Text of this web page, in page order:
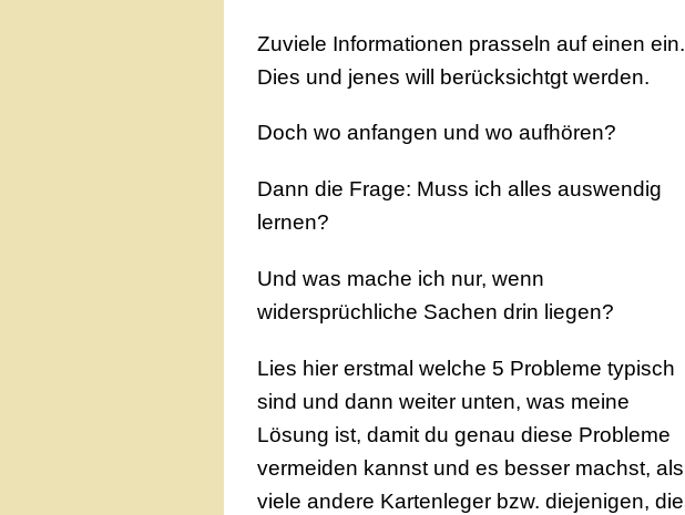
Zuviele Informationen prasseln auf einen ein.
Dies und jenes will berücksichtgt werden.
Doch wo anfangen und wo aufhören?
Dann die Frage: Muss ich alles auswendig
lernen?
Und was mache ich nur, wenn
widersprüchliche Sachen drin liegen?
Lies hier erstmal welche 5 Probleme typisch
sind und dann weiter unten, was meine
Lösung ist, damit du genau diese Probleme
vermeiden kannst und es besser machst, als
viele andere Kartenleger bzw. diejenigen, die